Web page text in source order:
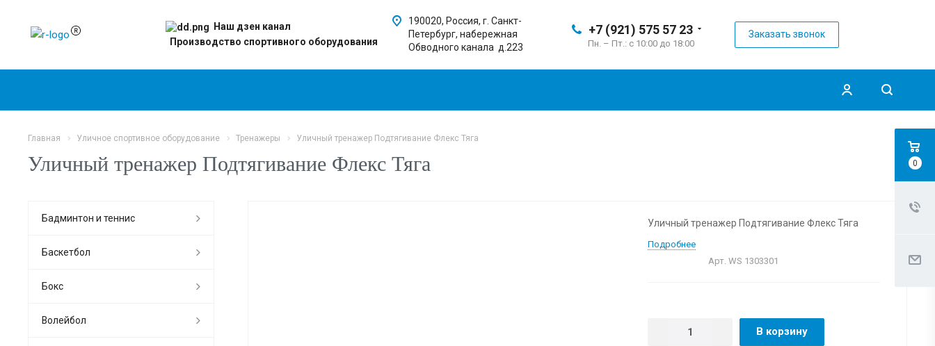
Наш дзен канал
Производство спортивного оборудования
190020, Россия, г. Санкт-
Петербург, набережная
Обводного канала д.223
+7 (921) 575 57 23
Пн. – Пт.: с 10:00 до 18:00
Заказать звонок
Главная Уличное спортивное оборудование Тренажеры Уличный тренажер Подтягивание Флекс Тяга
Уличный тренажер Подтягивание Флекс Тяга
Уличный тренажер Подтягивание Флекс Тяга
Подробнее
Арт. WS 1303301
В корзину
Бадминтон и теннис
Баскетбол
Бокс
Волейбол
0